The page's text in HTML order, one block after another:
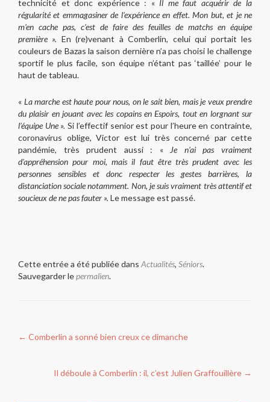
technicité et donc expérience : « Il me faut acquérir de la
régularité et emmagasiner de l’expérience en effet. Mon but, et je ne
m’en cache pas, c’est de faire des feuilles de matchs en équipe
première ». En (re)venant à Comberlin, celui qui portait les
couleurs de Bazas la saison dernière n’a pas choisi le challenge
sportif le plus facile, son équipe n’étant pas ‘taillée’ pour le
haut de tableau.
« La marche est haute pour nous, on le sait bien, mais je veux prendre
du plaisir en jouant avec les copains en Espoirs, tout en lorgnant sur
l’équipe Une ».Si l’effectif senior est pour l’heure en contrainte,
coronavirus oblige, Victor est lui très concerné par cette
pandémie, très prudent aussi : « Je n’ai pas vraiment
d’appréhension pour moi, mais il faut être très prudent avec les
personnes sensibles et donc respecter les gestes barrières, la
distanciation sociale notamment. Non, je suis vraiment très attentif et
soucieux de ne pas fauter ». Le message est passé.
Cette entrée a été publiée dans Actualités, Séniors.
Sauvegarder lepermalien.
de
l’article
← Comberlin a sonné bien creux ce dimanche
Il déboule à Comberlin : il, c’est Julien Graffouillère →